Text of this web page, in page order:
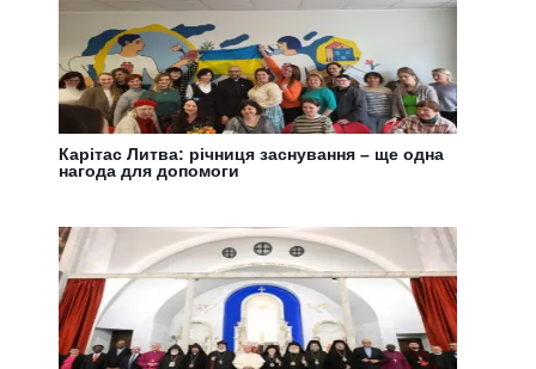
Карітас Литва: річниця заснування – ще одна
нагода для допомоги